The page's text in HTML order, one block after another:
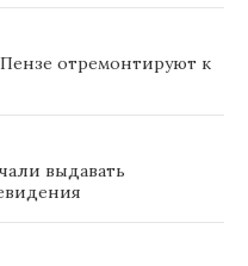
отремонтируют к
выдавать